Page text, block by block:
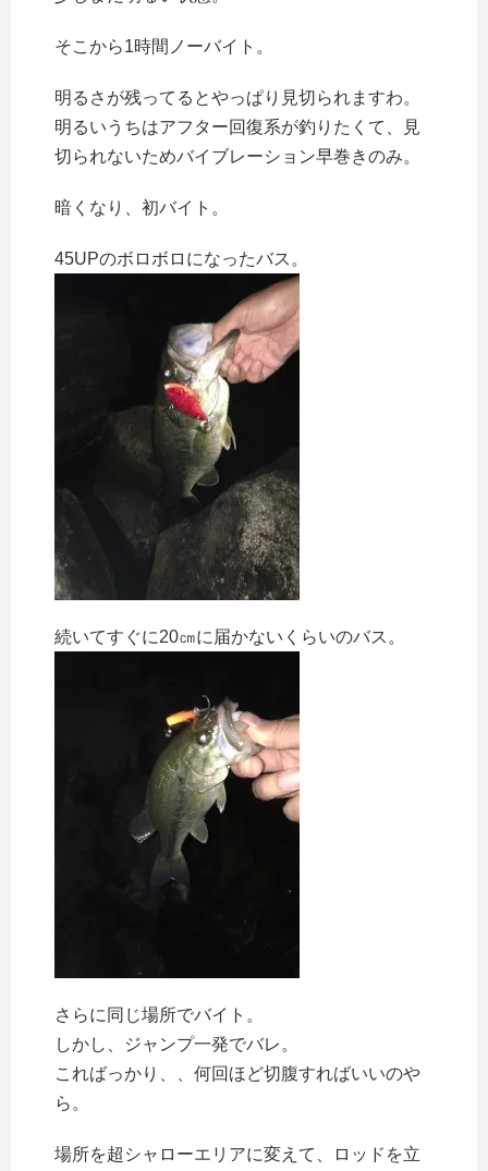
そこから1時間ノーバイト。
明るさが残ってるとやっぱり見切られますわ。
明るいうちはアフター回復系が釣りたくて、見
切られないためバイブレーション早巻きのみ。
暗くなり、初バイト。
45UPのボロボロになったバス。
続いてすぐに20㎝に届かないくらいのバス。
さらに同じ場所でバイト。
しかし、ジャンプ一発でバレ。
こればっかり、、何回ほど切腹すればいいのや
ら。
場所を超シャローエリアに変えて、ロッドを立